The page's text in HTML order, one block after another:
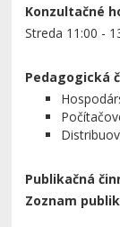
Konzultačné
Streda 11:00 -
Pedagogická
Publikačná
Zoznam